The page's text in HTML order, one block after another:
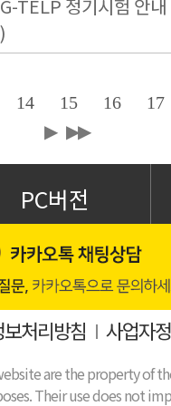
TELP 정기시험 안내
14 15 16
17
▶ ▶▶
PC버전
처리방침 I 사업자
are the property of
Their use does not